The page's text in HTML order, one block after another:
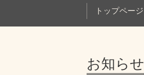
トップページ
お知らせ